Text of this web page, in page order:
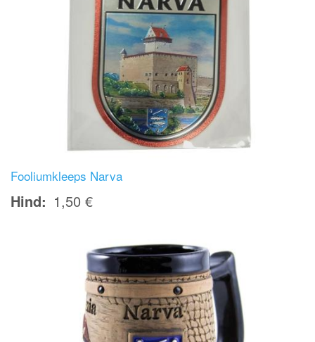
Fooliumkleeps Narva
Hind 1,50 €